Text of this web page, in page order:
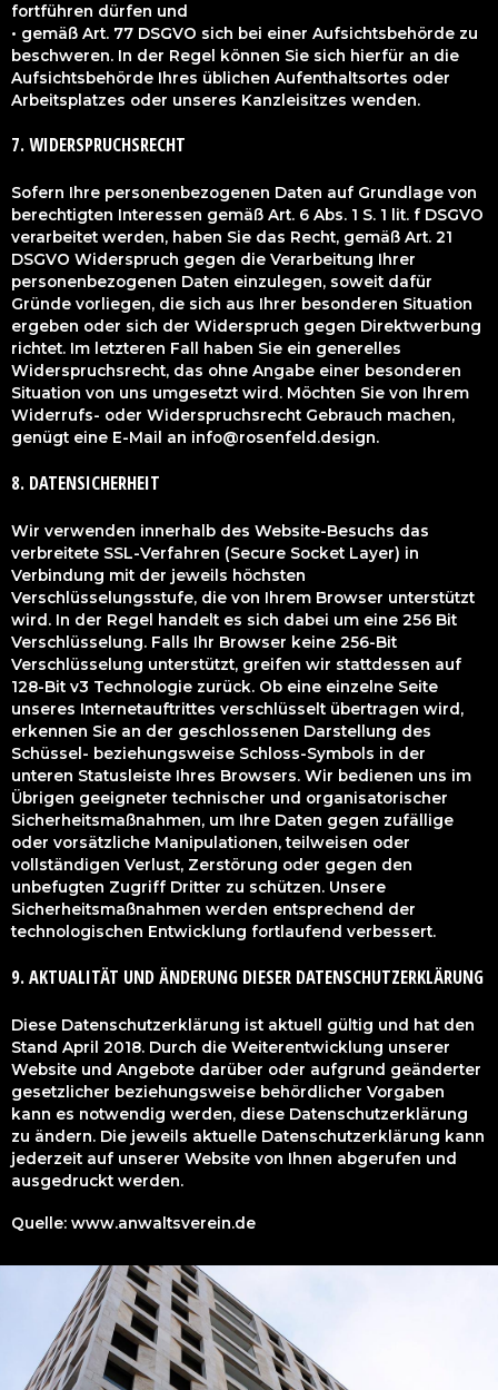
fortführen dürfen und
• gemäß Art. 77 DSGVO sich bei einer Aufsichtsbehörde zu
beschweren. In der Regel können Sie sich hierfür an die
Aufsichtsbehörde Ihres üblichen Aufenthaltsortes oder
Arbeitsplatzes oder unseres Kanzleisitzes wenden.
7. WIDERSPRUCHSRECHT
Sofern Ihre personenbezogenen Daten auf Grundlage von
berechtigten Interessen gemäß Art. 6 Abs. 1 S. 1 lit. f DSGVO
verarbeitet werden, haben Sie das Recht, gemäß Art. 21
DSGVO Widerspruch gegen die Verarbeitung Ihrer
personenbezogenen Daten einzulegen, soweit dafür
Gründe vorliegen, die sich aus Ihrer besonderen Situation
ergeben oder sich der Widerspruch gegen Direktwerbung
richtet. Im letzteren Fall haben Sie ein generelles
Widerspruchsrecht, das ohne Angabe einer besonderen
Situation von uns umgesetzt wird. Möchten Sie von Ihrem
Widerrufs- oder Widerspruchsrecht Gebrauch machen,
genügt eine E-Mail an info@rosenfeld.design.
8. DATENSICHERHEIT
Wir verwenden innerhalb des Website-Besuchs das
verbreitete SSL-Verfahren (Secure Socket Layer) in
Verbindung mit der jeweils höchsten
Verschlüsselungsstufe, die von Ihrem Browser unterstützt
wird. In der Regel handelt es sich dabei um eine 256 Bit
Verschlüsselung. Falls Ihr Browser keine 256-Bit
Verschlüsselung unterstützt, greifen wir stattdessen auf
128-Bit v3 Technologie zurück. Ob eine einzelne Seite
unseres Internetauftrittes verschlüsselt übertragen wird,
erkennen Sie an der geschlossenen Darstellung des
Schüssel- beziehungsweise Schloss-Symbols in der
unteren Statusleiste Ihres Browsers. Wir bedienen uns im
Übrigen geeigneter technischer und organisatorischer
Sicherheitsmaßnahmen, um Ihre Daten gegen zufällige
oder vorsätzliche Manipulationen, teilweisen oder
vollständigen Verlust, Zerstörung oder gegen den
unbefugten Zugriff Dritter zu schützen. Unsere
Sicherheitsmaßnahmen werden entsprechend der
technologischen Entwicklung fortlaufend verbessert.
9. AKTUALITÄT UND ÄNDERUNG DIESER DATENSCHUTZERKLÄRUNG
Diese Datenschutzerklärung ist aktuell gültig und hat den
Stand April 2018. Durch die Weiterentwicklung unserer
Website und Angebote darüber oder aufgrund geänderter
gesetzlicher beziehungsweise behördlicher Vorgaben
kann es notwendig werden, diese Datenschutzerklärung
zu ändern. Die jeweils aktuelle Datenschutzerklärung kann
jederzeit auf unserer Website von Ihnen abgerufen und
ausgedruckt werden.
Quelle: www.anwaltsverein.de